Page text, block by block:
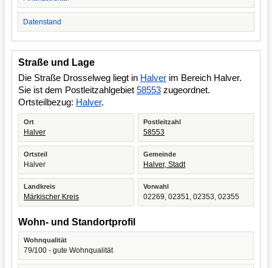
Datenstand
Straße und Lage
Die Straße Drosselweg liegt in Halver im Bereich Halver.
Sie ist dem Postleitzahlgebiet 58553 zugeordnet.
Ortsteilbezug: Halver.
Ort
Halver
Postleitzahl
58553
Ortsteil
Halver
Gemeinde
Halver, Stadt
Landkreis
Märkischer Kreis
Vorwahl
02269, 02351, 02353, 02355
Wohn- und Standortprofil
Wohnqualität
79/100 - gute Wohnqualität